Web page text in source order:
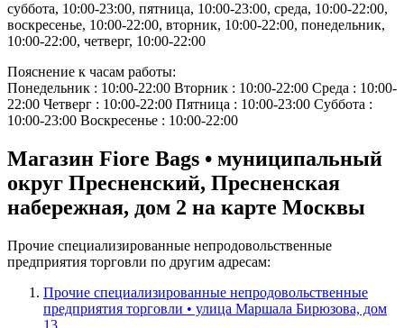
суббота, 10:00-23:00, пятница, 10:00-23:00, среда, 10:00-22:00,
воскресенье, 10:00-22:00, вторник, 10:00-22:00, понедельник,
10:00-22:00, четверг, 10:00-22:00
Пояснение к часам работы:
Понедельник : 10:00-22:00 Вторник : 10:00-22:00 Среда : 10:00-
22:00 Четверг : 10:00-22:00 Пятница : 10:00-23:00 Суббота :
10:00-23:00 Воскресенье : 10:00-22:00
Магазин Fiore Bags • муниципальный
округ Пресненский, Пресненская
набережная, дом 2 на карте Москвы
Прочие специализированные непродовольственные
предприятия торговли по другим адресам:
Прочие специализированные непродовольственные
предприятия торговли • улица Маршала Бирюзова, дом
13